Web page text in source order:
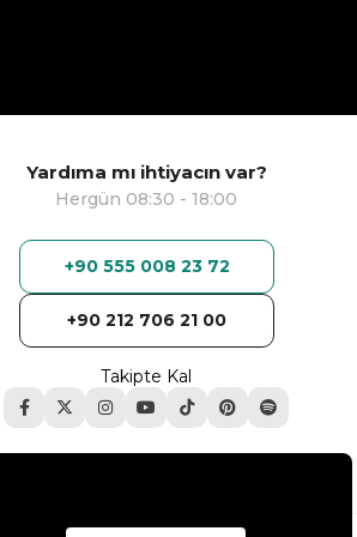
Yardıma mı ihtiyacın var?
Hergün 08:30 - 18:00
+90 555 008 23 72
+90 212 706 21 00
Takipte Kal